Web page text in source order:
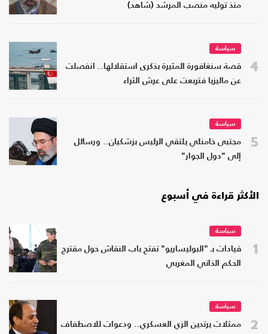
منذ توليه منصب المرشد (شاهد)
4
سياسة
قصة سنغافورة المثيرة بذكرى استقلالها.. انفصلت
عن ماليزيا فتربعت على عرش الثراء
5
سياسة
مجتبى خامنئي يلتقي الرئيس بزشكيان.. ورسائل
إلى "دول الجوار"
الأكثر قراءة في أسبوع
1
سياسة
قيادات بـ "البوليساريو" تفتح باب النقاش حول مقترح
الحكم الذاتي المغربي
2
سياسة
ممثلات يرتدين الزي العسكري.. ودعوات للاصطفاف